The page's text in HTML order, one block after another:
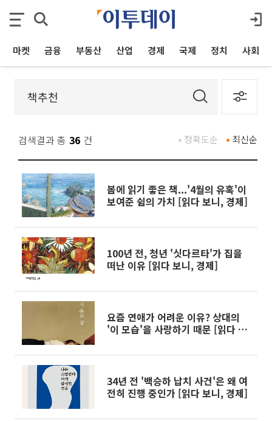
마켓 금융 부동산 산업 경제 국제 정치 사회
검색결과 총 36 건 최신순
정확도순
봄에 읽기 좋은 책...'4월의 유혹'이
보여준 쉼의 가치 [읽다 보니, 경제]
100년 전, 청년 '싯다르타'가 집을
떠난 이유 [읽다 보니, 경제]
요즘 연애가 어려운 이유? 상대의
'이 모습'을 사랑하기 때문 [읽다 보
34년 전 '백승하 납치 사건'은 왜 여
전히 진행 중인가 [읽다 보니, 경제]